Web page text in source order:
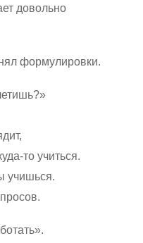
довольно
формулировки.
то учиться.
учишься.